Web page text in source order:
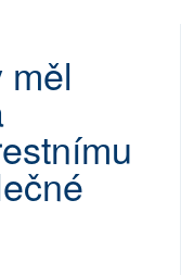
měl